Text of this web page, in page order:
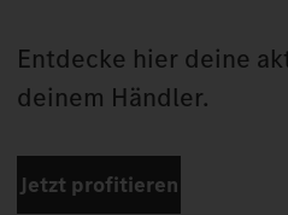
Entdecke hier deine
deinem Händler.
Jetzt profitieren